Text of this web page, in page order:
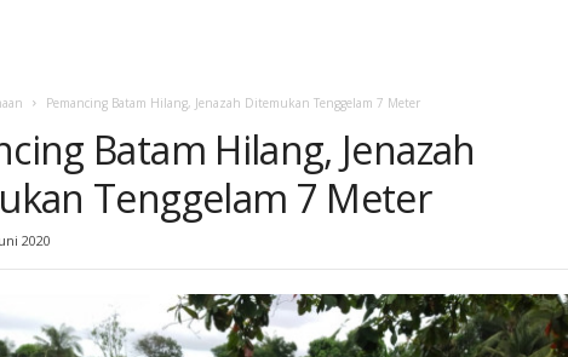
Pemancing Batam Hilang, Jenazah Ditemukan Tenggelam 7 Meter
Batam Hilang, Jenazah
Tenggelam 7 Meter
2020